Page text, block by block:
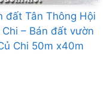
đất Tân Thông Hội
Chi – Bán đất vườn
Chi 50m x40m